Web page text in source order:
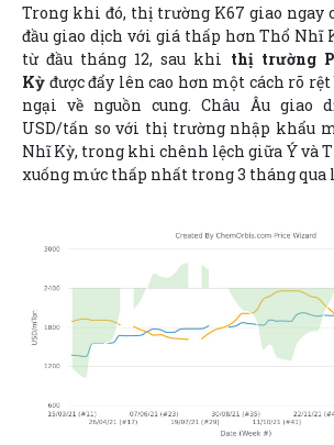
Trong khi đó, thị trường K67 giao ngay
đầu giao dịch với giá thấp hơn Thổ Nhĩ
từ đầu tháng 12, sau khi thị trường
Kỳ được đẩy lên cao hơn một cách rõ
ngại về nguồn cung. Châu Âu giao
USD/tấn so với thị trường nhập khẩu
Nhĩ Kỳ, trong khi chênh lệch giữa Ý và
xuống mức thấp nhất trong 3 tháng qua